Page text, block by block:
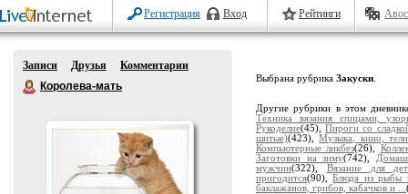
Регистрация Вход Рейтинги
Записи Друзья
Комментарии
Королева-мать
Выбрана рубрика Закуски
Другие рубрики в этом
Техника вязания спицами,
Рукоделие(45),Пироги со
шитые)(423),Музыка, кино,
Компьютерные ликбез(26),
Заготовки на зиму(742),
мужчин(322), Вязание для
пригодится(90),Блюда из рыбы
баклажанов, грибов, кабачков и ...